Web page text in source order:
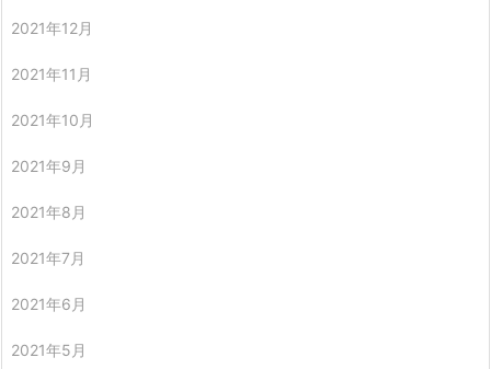
2021年12月
2021年11月
2021年10月
2021年9月
2021年8月
2021年7月
2021年6月
2021年5月